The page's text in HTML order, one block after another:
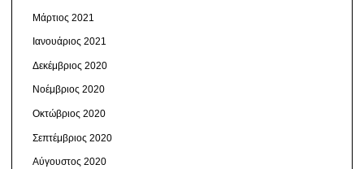
Μάρτιος 2021
Ιανουάριος 2021
Δεκέμβριος 2020
Νοέμβριος 2020
Οκτώβριος 2020
Σεπτέμβριος 2020
Αύγουστος 2020